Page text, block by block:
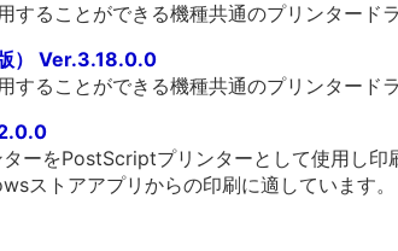
することができる機種共通のプリンタード
） Ver.3.18.0.0
することができる機種共通のプリンタード
ーをPostScriptプリンターとして使用し印
ストアアプリからの印刷に適しています。